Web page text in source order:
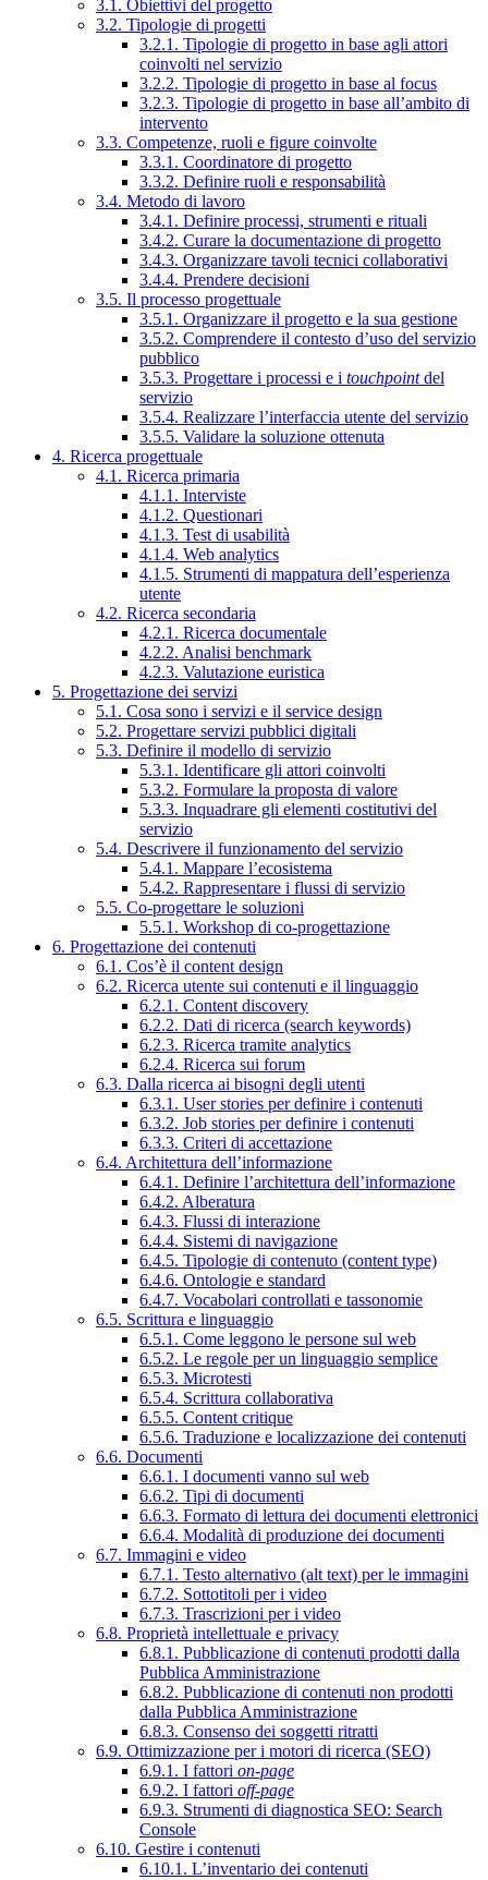
3.1. Obiettivi del progetto
3.2. Tipologie di progetti
3.2.1. Tipologie di progetto in base agli attori
coinvolti nel servizio
3.2.2. Tipologie di progetto in base al focus
3.2.3. Tipologie di progetto in base all’ambito di
intervento
3.3. Competenze, ruoli e figure coinvolte
3.3.1. Coordinatore di progetto
3.3.2. Definire ruoli e responsabilità
3.4. Metodo di lavoro
3.4.1. Definire processi, strumenti e rituali
3.4.2. Curare la documentazione di progetto
3.4.3. Organizzare tavoli tecnici collaborativi
3.4.4. Prendere decisioni
3.5. Il processo progettuale
3.5.1. Organizzare il progetto e la sua gestione
3.5.2. Comprendere il contesto d’uso del servizio
pubblico
3.5.3. Progettare i processi e i touchpointdel
servizio
3.5.4. Realizzare l’interfaccia utente del servizio
3.5.5. Validare la soluzione ottenuta
4. Ricerca progettuale
4.1. Ricerca primaria
4.1.1. Interviste
4.1.2. Questionari
4.1.3. Test di usabilità
4.1.4. Web analytics
4.1.5. Strumenti di mappatura dell’esperienza
utente
4.2. Ricerca secondaria
4.2.1. Ricerca documentale
4.2.2. Analisi benchmark
4.2.3. Valutazione euristica
5. Progettazione dei servizi
5.1. Cosa sono i servizi e il service design
5.2. Progettare servizi pubblici digitali
5.3. Definire il modello di servizio
5.3.1. Identificare gli attori coinvolti
5.3.2. Formulare la proposta di valore
5.3.3. Inquadrare gli elementi costitutivi del
servizio
5.4. Descrivere il funzionamento del servizio
5.4.1. Mappare l’ecosistema
5.4.2. Rappresentare i flussi di servizio
5.5. Co-progettare le soluzioni
5.5.1. Workshop di co-progettazione
6. Progettazione dei contenuti
6.1. Cos’è il content design
6.2. Ricerca utente sui contenuti e il linguaggio
6.2.1. Content discovery
6.2.2. Dati di ricerca (search keywords)
6.2.3. Ricerca tramite analytics
6.2.4. Ricerca sui forum
6.3. Dalla ricerca ai bisogni degli utenti
6.3.1. User stories per definire i contenuti
6.3.2. Job stories per definire i contenuti
6.3.3. Criteri di accettazione
6.4. Architettura dell’informazione
6.4.1. Definire l’architettura dell’informazione
6.4.2. Alberatura
6.4.3. Flussi di interazione
6.4.4. Sistemi di navigazione
6.4.5. Tipologie di contenuto (content type)
6.4.6. Ontologie e standard
6.4.7. Vocabolari controllati e tassonomie
6.5. Scrittura e linguaggio
6.5.1. Come leggono le persone sul web
6.5.2. Le regole per un linguaggio semplice
6.5.3. Microtesti
6.5.4. Scrittura collaborativa
6.5.5. Content critique
6.5.6. Traduzione e localizzazione dei contenuti
6.6. Documenti
6.6.1. I documenti vanno sul web
6.6.2. Tipi di documenti
6.6.3. Formato di lettura dei documenti elettronici
6.6.4. Modalità di produzione dei documenti
6.7. Immagini e video
6.7.1. Testo alternativo (alt text) per le immagini
6.7.2. Sottotitoli per i video
6.7.3. Trascrizioni per i video
6.8. Proprietà intellettuale e privacy
6.8.1. Pubblicazione di contenuti prodotti dalla
Pubblica Amministrazione
6.8.2. Pubblicazione di contenuti non prodotti
dalla Pubblica Amministrazione
6.8.3. Consenso dei soggetti ritratti
6.9. Ottimizzazione per i motori di ricerca (SEO)
6.9.1. I fattori on-page
6.9.2. I fattori off-page
6.9.3. Strumenti di diagnostica SEO: Search
Console
6.10. Gestire i contenuti
6.10.1. L’inventario dei contenuti